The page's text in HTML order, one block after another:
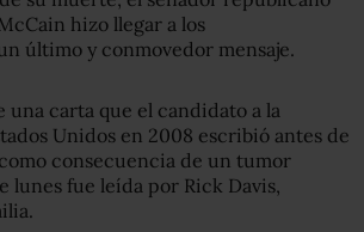
hizo llegar a los
último y conmovedor mensaje.
una carta que el candidato a la
Unidos en 2008 escribió antes de
consecuencia de un tumor
lunes fue leída por Rick Davis,